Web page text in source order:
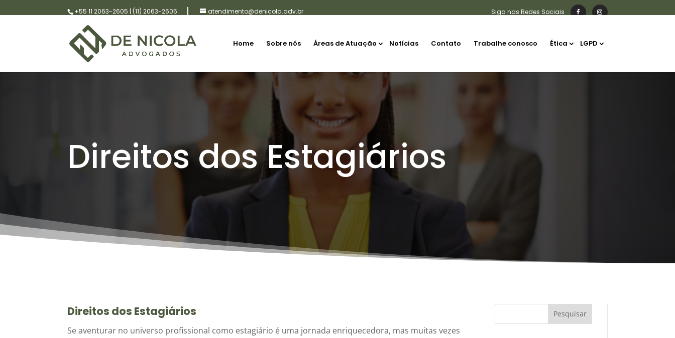
+55 11 2063-2605 | (11) 2063-2605 atendimento@denicola.adv.br
Home Sobre nós Áreas de Atuação Notícias Contato Trabalhe conosco Ética LGPD
Direitos dos Estagiários
Direitos dos Estagiários
Se aventurar no universo profissional como estagiário é uma jornada enriquecedora, mas muitas vezes